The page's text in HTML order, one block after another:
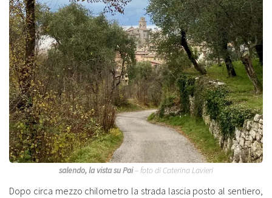
salendo, la vista su Pai– foto di Caterina Lavieri
Dopo circa mezzo chilometro la strada lascia posto al sentiero,